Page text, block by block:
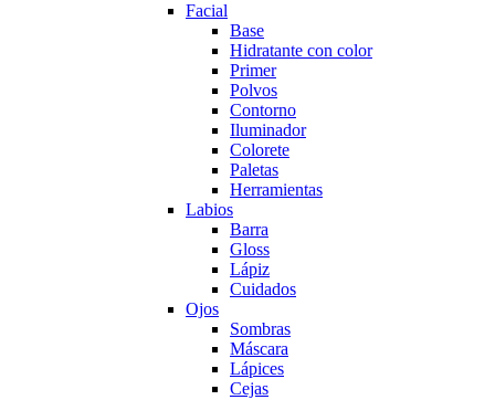
Facial
Base
Hidratante con color
Primer
Polvos
Contorno
Iluminador
Colorete
Paletas
Herramientas
Labios
Barra
Gloss
Lápiz
Cuidados
Ojos
Sombras
Máscara
Lápices
Cejas